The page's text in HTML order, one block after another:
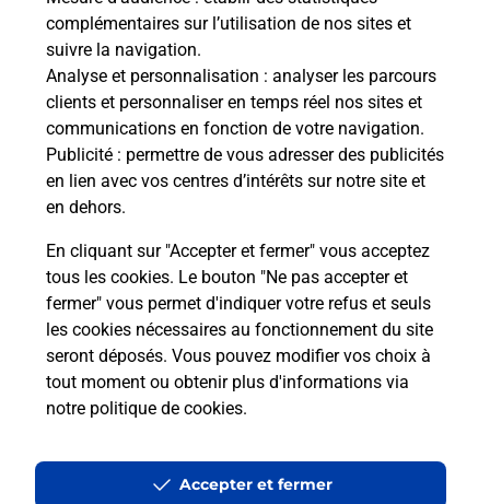
complémentaires sur l’utilisation de nos sites et
suivre la navigation.
Analyse et personnalisation : analyser les parcours
clients et personnaliser en temps réel nos sites et
communications en fonction de votre navigation.
Publicité : permettre de vous adresser des publicités
en lien avec vos centres d’intérêts sur notre site et
en dehors.
En cliquant sur "Accepter et fermer" vous acceptez
tous les cookies. Le bouton "Ne pas accepter et
fermer" vous permet d'indiquer votre refus et seuls
les cookies nécessaires au fonctionnement du site
seront déposés. Vous pouvez modifier vos choix à
tout moment ou obtenir plus d'informations via
notre politique de cookies.
Accepter et fermer
Boîte aux Lettres La Poste
Prochaine collecte du courrierlundià 09h00
160 Rue De L Eglise
24560 Colombier
Le lien s'ouvre dans un nouvel onglet
Localiser Liste Boîtes aux lettres Dordogne Colombier
Accessibilité : partiellement conforme